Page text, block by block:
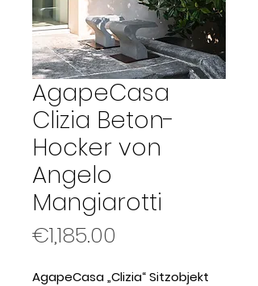
AgapeCasa
Clizia Beton-
Hocker von
Angelo
Mangiarotti
€1,185.00
AgapeCasa „Clizia“ Sitzobjekt